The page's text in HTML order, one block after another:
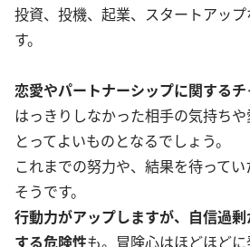
投資、投機、起業、スタートアッ
す。
恋愛やパートナーシップに関する
はっきりしなかった相手の気持ち
とってよいものとなるでしょう。
これまでの努力や、結果を待って
そうです。
行動力がアップしますが、自信過
する危険性も。冒険心はほどほどに